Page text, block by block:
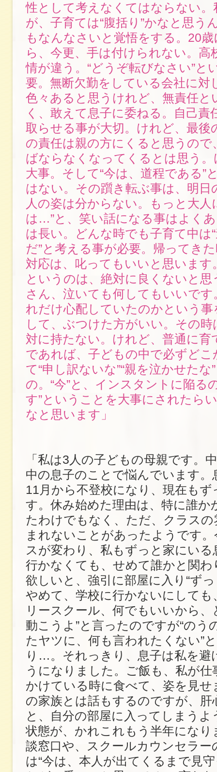
性として考えなくてはならない。
が、子育ては“腹括り”かなと思う
もなんなさいと覚悟をする。20
ら、今更、手は付けられない。高
情が違う。“どうぞ転びなさい”と
要。無断欠勤をしている会社に対
色々あると思うけれど、無責任と
く、敢えて息子に委ねる。自己責
取らせる事が大切。けれど、最後
の責任は親の方にくると思うので
ばならなくなってくるとは思う。
大事。そして“今は、道程である”
はない。その躓き転ぶ事は、明日
人の姿は分からない。もっと大人
は…”と、笑い話になる事はよく
は長い。どんな時でも子育て中は
だ”と考える事が必要。帰ってき
対応は、叱ってもいいと思います
というのは、絶対に良くないと
さん、泣いても何してもいいです
れだけ心配していたのかという事
して、ぶつけた方がいい。その時
対に持たない。けれど、普通に育
であれば、子どもの中で必ずど
て“申し訳ないな”“親を泣かせたな
の。“今”と、インスタントに陥る
す”ということを大事にされたら
なと思います」
「私は3人の子どもの母親です。
中の息子のことで悩んでいます。
11月から不登校になり、現在も
す。休み始めた理由は、特に誰か
たわけでもなく、ただ、クラス
まれないことがあったようです
スが変わり、私もずっと家にいる
行かなくても、せめて誰かと関
欲しいと、強引に部屋に入り“ず
やめて、学校に行かないにしても
リースクール、何でもいいから
動こうよ”と言ったのですが“のう
たヤツに、何も言われたくない”
り…。それっきり、息子は私を避
うになりました。ご飯も、私が仕
かけている時に食べて、姿を見せ
の家族とは話もするのですが、肝
と、自分の部屋に入ってしまう
状態が、かれこれもう半年になり
談窓口や、スクールカウンセラー
は“今は、本人が出てくるまで見